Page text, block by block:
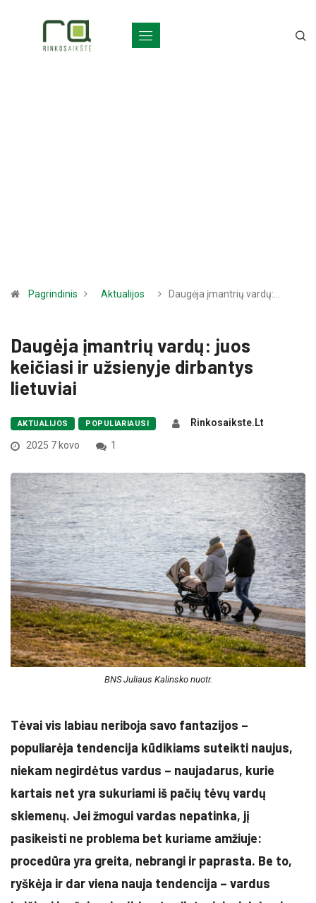
Pagrindinis Aktualijos Daugėja įmantrių vardų:…
Daugėja įmantrių vardų: juos
keičiasi ir užsienyje dirbantys
lietuviai
AKTUALIJOS POPULIARIAUSI
Rinkosaikste.lt
2025 7 kovo
1
BNS Juliaus Kalinsko nuotr.
Tėvai vis labiau neriboja savo fantazijos –
populiarėja tendencija kūdikiams suteikti naujus,
niekam negirdėtus vardus – naujadarus, kurie
kartais net yra sukuriami iš pačių tėvų vardų
skiemenų. Jei žmogui vardas nepatinka, jį
pasikeisti ne problema bet kuriame amžiuje:
procedūra yra greita, nebrangi ir paprasta. Be to,
ryškėja ir dar viena nauja tendencija – vardus